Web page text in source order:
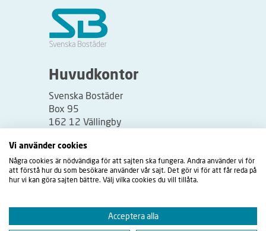
Huvudkontor
Svenska Bostäder
Box 95
162 12 Vällingby
Besöksadress:
Vällingbyplan 2
Vi använder cookies
Några cookies är nödvändiga för att sajten ska fungera. Andra använder vi för
att förstå hur du som besökare använder vår sajt. Det gör vi för att får reda på
hur vi kan göra sajten bättre. Välj vilka cookies du vill tillåta.
Acceptera alla